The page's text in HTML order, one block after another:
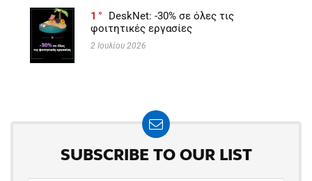
1
DeskNet: -30% σε όλες τις
φοιτητικές εργασίες
2 Ιουλίου 2026
SUBSCRIBE TO OUR LIST